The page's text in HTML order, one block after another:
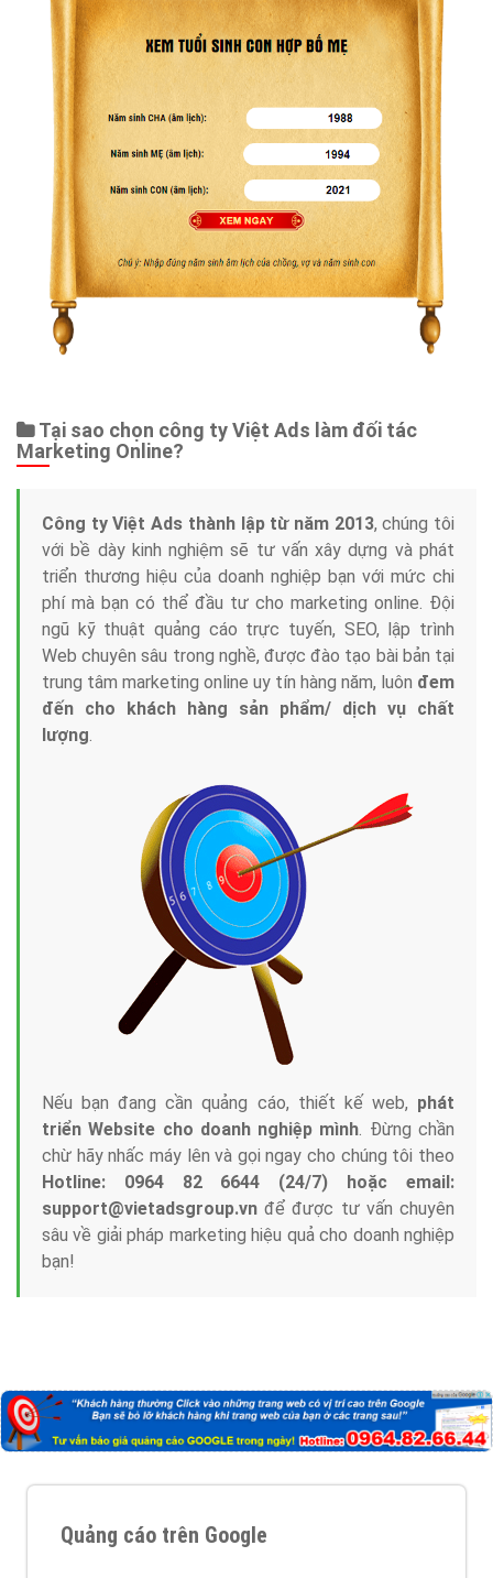
Tại sao chọn công ty Việt Ads làm đối tác
Marketing Online?
Công ty Việt Ads thành lập từ năm 2013, chúng tôi
với bề dày kinh nghiệm sẽ tư vấn xây dựng và phát
triển thương hiệu của doanh nghiệp bạn với mức chi
phí mà bạn có thể đầu tư cho marketing online. Đội
ngũ kỹ thuật quảng cáo trực tuyến, SEO, lập trình
Web chuyên sâu trong nghề, được đào tạo bài bản tại
trung tâm marketing online uy tín hàng năm, luôn đem
đến cho khách hàng sản phẩm/ dịch vụ chất
lượng.
Nếu bạn đang cần quảng cáo, thiết kế web, phát
triển Website cho doanh nghiệp mình. Đừng chần
chừ hãy nhấc máy lên và gọi ngay cho chúng tôi theo
Hotline: 0964 82 6644 (24/7) hoặc email:
support@vietadsgroup.vn để được tư vấn chuyên
sâu về giải pháp marketing hiệu quả cho doanh nghiệp
bạn!
Quảng cáo trên Google